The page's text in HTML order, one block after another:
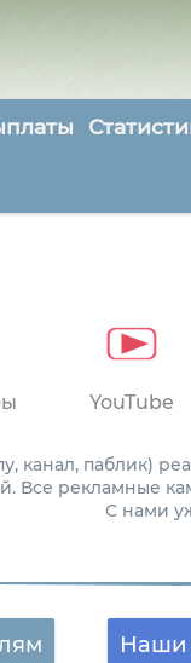
YouTube
канал, паблик)
Все рекламные
С нами
Наши